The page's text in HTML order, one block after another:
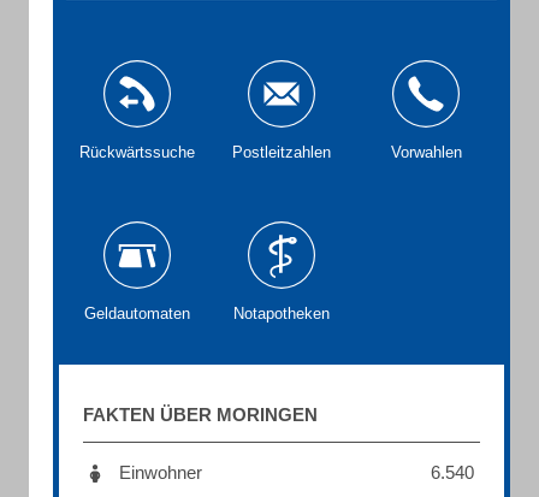
Rückwärtssuche Postleitzahlen Vorwahlen
Geldautomaten Notapotheken
FAKTEN ÜBER MORINGEN
Einwohner
6.540